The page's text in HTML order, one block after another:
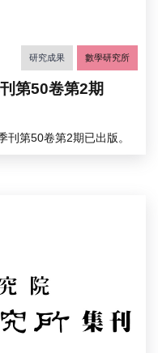
研究成果 數學研究所
第50卷第2期
第50卷第2期已出版。